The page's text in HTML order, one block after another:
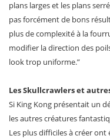
plans larges et les plans
pas forcément de bons
plus de complexité à la
modifier la direction des
look trop uniforme.”
Les Skullcrawlers et
Si King Kong présentait un
les autres créatures
Les plus difficiles à créer ont